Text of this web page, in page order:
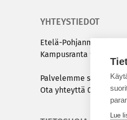
Lue
YHTEYSTIEDOT
Etelä-​Pohjanmaan
Kam­pus­ran­ta 9 C |
Pal­ve­lem­me sinua
Ota yh­teyt­tä 050 431